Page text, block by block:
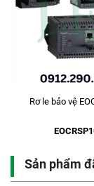
Rơ le bảo vệ
Sản phẩm